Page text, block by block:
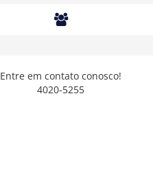
Entre em contato conosco!
4020-5255